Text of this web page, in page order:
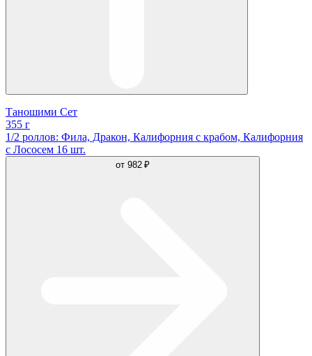
Таношими Сет
355 г
1/2 роллов: Фила, Дракон, Калифорния с крабом, Калифорния
с Лососем 16 шт.
от 982 ₽